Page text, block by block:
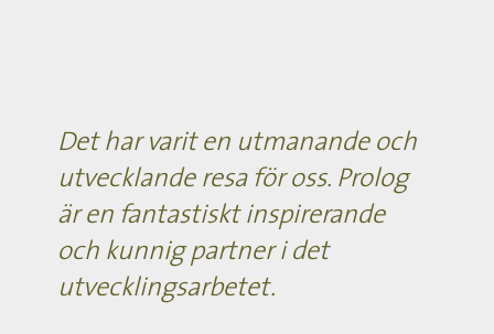
Det har varit en utmanande och
utvecklande resa för oss. Prolog
är en fantastiskt inspirerande
och kunnig partner i det
utvecklingsarbetet.